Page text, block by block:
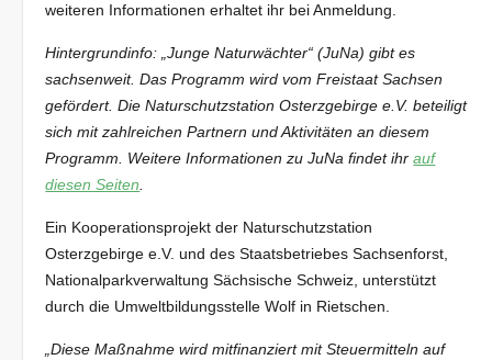
weiteren Informationen erhaltet ihr bei Anmeldung.
Hintergrundinfo: „Junge Naturwächter“ (JuNa) gibt es
sachsenweit. Das Programm wird vom Freistaat Sachsen
gefördert. Die Naturschutzstation Osterzgebirge e.V. beteiligt
sich mit zahlreichen Partnern und Aktivitäten an diesem
Programm. Weitere Informationen zu JuNa findet ihrauf
diesen Seiten
Ein Kooperationsprojekt der Naturschutzstation
Osterzgebirge e.V. und des Staatsbetriebes Sachsenforst,
Nationalparkverwaltung Sächsische Schweiz, unterstützt
durch die Umweltbildungsstelle Wolf in Rietschen.
„Diese Maßnahme wird mitfinanziert mit Steuermitteln auf